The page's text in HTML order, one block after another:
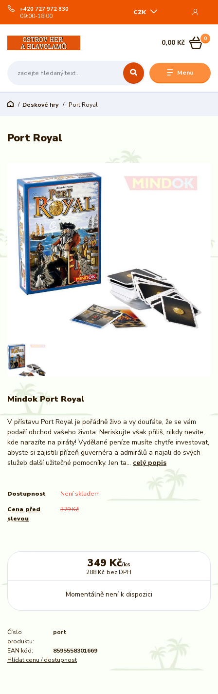
Menu
CZK
+420 727 972 830
09:00-18:00
0
0,00 Kč
Deskové hry Port Royal
Port Royal
Mindok Port Royal
V přístavu Port Royal je pořádně živo a vy doufáte, že se vám
podaří obchod vašeho života. Neriskujte však příliš, nikdy nevíte,
kde narazíte na piráty! Vydělané peníze musíte chytře investovat,
abyste si zajistili přízeň guvernéra a admirálů a najali do svých
služeb další užitečné pomocníky. Jen ta... celý popis
Dostupnost Není skladem
Cena před
slevou
379 Kč
349 Kč/ks
288 Kč bez DPH
Momentálně není k dispozici
Číslo
produktu:
port
EAN kód:
8595558301669
Hlídat cenu / dostupnost